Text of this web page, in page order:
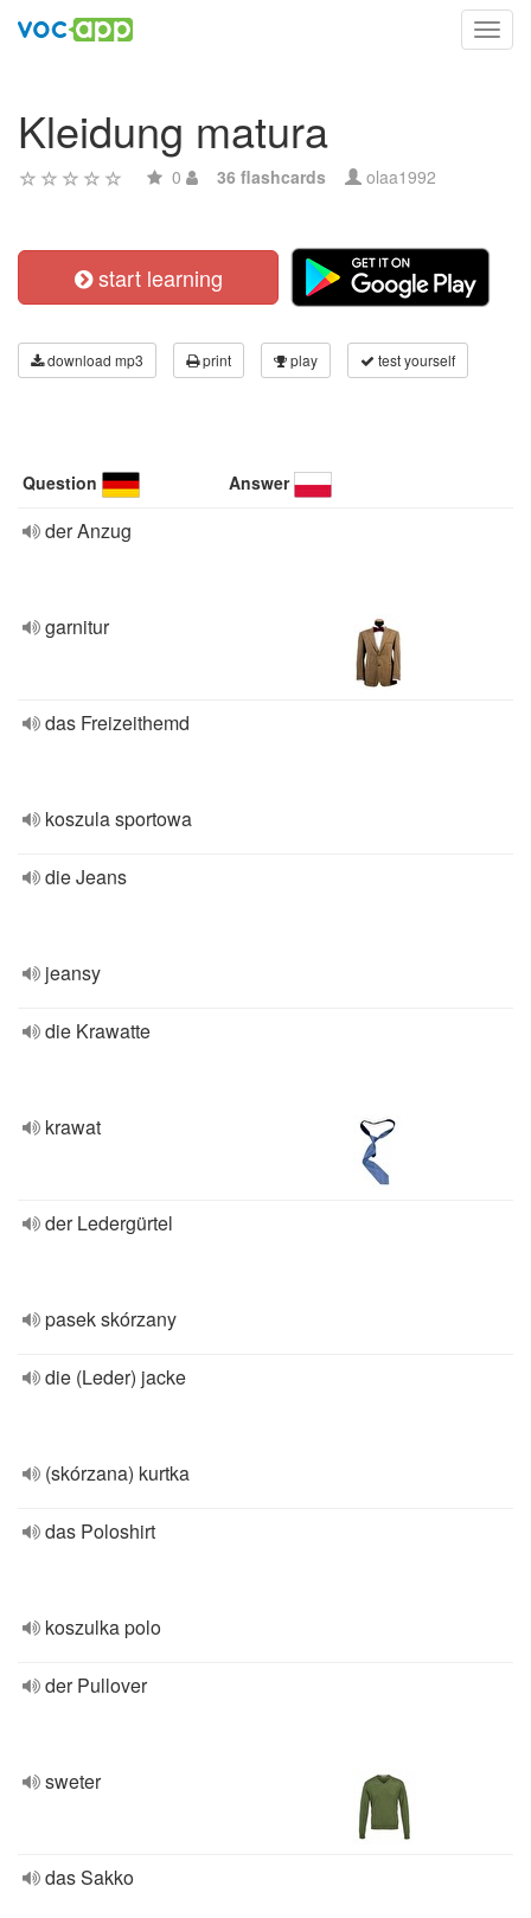
Kleidung matura
0 36 flashcards olaa1992
start learning
download mp3 print play test yourself
Question Answer
der Anzug
garnitur
das Freizeithemd
koszula sportowa
die Jeans
jeansy
die Krawatte
krawat
der Ledergürtel
pasek skórzany
die (Leder) jacke
(skórzana) kurtka
das Poloshirt
koszulka polo
der Pullover
sweter
das Sakko